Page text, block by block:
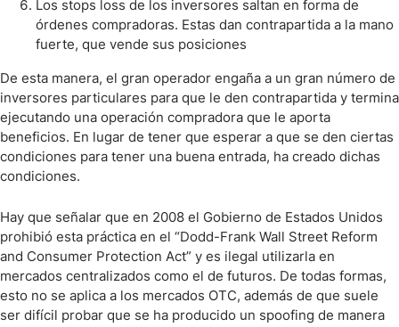
Los stops loss de los inversores saltan en forma de
órdenes compradoras. Estas dan contrapartida a la mano
fuerte, que vende sus posiciones
De esta manera, el gran operador engaña a un gran número de
inversores particulares para que le den contrapartida y termina
ejecutando una operación compradora que le aporta
beneficios. En lugar de tener que esperar a que se den ciertas
condiciones para tener una buena entrada, ha creado dichas
condiciones.
Hay que señalar que en 2008 el Gobierno de Estados Unidos
prohibió esta práctica en el “Dodd-Frank Wall Street Reform
and Consumer Protection Act” y es ilegal utilizarla en
mercados centralizados como el de futuros. De todas formas,
esto no se aplica a los mercados OTC, además de que suele
ser difícil probar que se ha producido un spoofing de manera